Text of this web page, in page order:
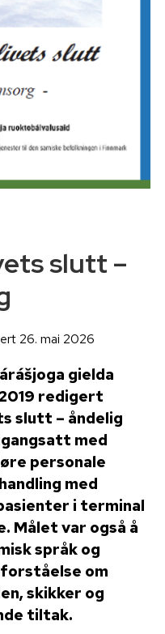
slutt –
26. mai 2026
gielda
redigert
slutt – åndelig
med
personale
med
i terminal
Målet var også å
språk og
om
skikker og
tiltak.